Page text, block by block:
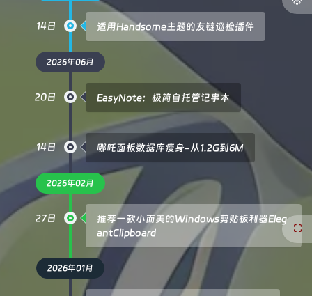
14日 适用Handsome主题的友链巡检插件
2026年06月
20日 EasyNote：极简自托管记事本
14日 哪吒面板数据库瘦身-从1.2G到6M
2026年02月
27日
推荐一款小而美的Windows剪贴板利器Eleg
antClipboard
2026年01月